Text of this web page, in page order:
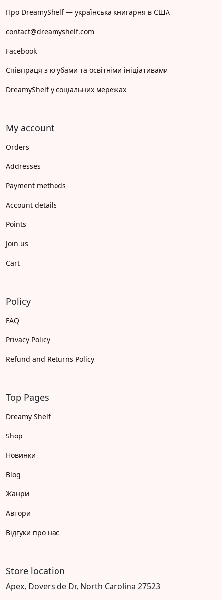
Про DreamyShelf — українська книгарня в США
contact@dreamyshelf.com
Facebook
Співпраця з клубами та освітніми ініціативами
DreamyShelf у соціальних мережах
My account
Orders
Addresses
Payment methods
Account details
Points
Join us
Cart
Policy
FAQ
Privacy Policy
Refund and Returns Policy
Top Pages
Dreamy Shelf
Shop
Новинки
Blog
Жанри
Автори
Відгуки про нас
Store location
Apex, Doverside Dr, North Carolina 27523